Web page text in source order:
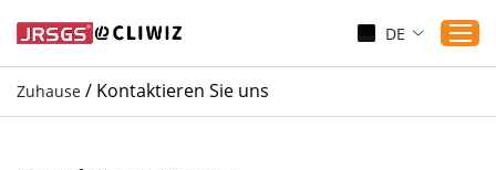
DE
Zuhause / Kontaktieren Sie uns